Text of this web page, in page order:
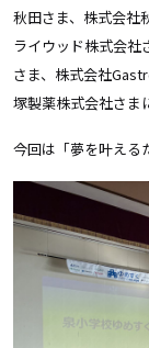
秋田さま、株式会社
ライウッド株式会社
さま、株式会社
塚製薬株式会社さま
今回は「夢を叶える